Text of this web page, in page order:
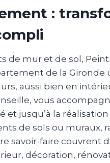
:
de mur et de sol,
de la
aussi bien en
vous
et jusqu’à la
de sols ou muraux,
savoir-faire couvrent
décoration,